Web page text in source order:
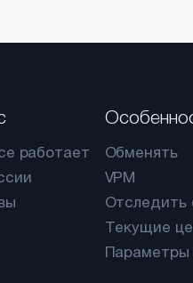
работает
Обменять
VPM
Отследить
Текущие
Параметры